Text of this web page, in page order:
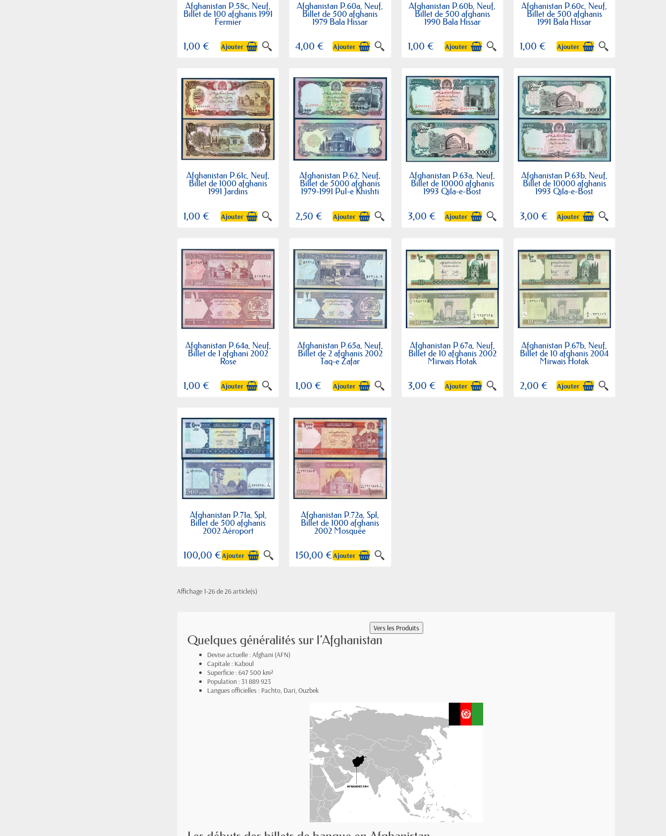
Afghanistan P.58c, Neuf,
Billet de 100 afghanis 1991
Fermier
1,00 € Ajouter
Afghanistan P.60a, Neuf,
Billet de 500 afghanis
1979 Bala Hissar
4,00 € Ajouter
Afghanistan P.60b, Neuf,
Billet de 500 afghanis
1990 Bala Hissar
1,00 € Ajouter
Afghanistan P.60c, Neuf,
Billet de 500 afghanis
1991 Bala Hissar
1,00 € Ajouter
Afghanistan P.61c, Neuf,
Billet de 1000 afghanis
1991 Jardins
1,00 € Ajouter
Afghanistan P.62, Neuf,
Billet de 5000 afghanis
1979-1991 Pul-e Khishti
2,50 € Ajouter
Afghanistan P.63a, Neuf,
Billet de 10000 afghanis
1993 Qila-e-Bost
3,00 € Ajouter
Afghanistan P.63b, Neuf,
Billet de 10000 afghanis
1993 Qila-e-Bost
3,00 € Ajouter
Afghanistan P.64a, Neuf,
Billet de 1 afghani 2002
Rose
1,00 € Ajouter
Afghanistan P.65a, Neuf,
Billet de 2 afghanis 2002
Taq-e Zafar
1,00 € Ajouter
Afghanistan P.67a, Neuf,
Billet de 10 afghanis 2002
Mirwais Hotak
3,00 € Ajouter
Afghanistan P.67b, Neuf,
Billet de 10 afghanis 2004
Mirwais Hotak
2,00 € Ajouter
Afghanistan P.71a, Spl,
Billet de 500 afghanis
2002 Aéroport
100,00 €Ajouter
Afghanistan P.72a, Spl,
Billet de 1000 afghanis
2002 Mosquée
150,00 €Ajouter
Affichage 1-26 de 26 article(s)
Quelques généralités sur l’Afghanistan
Devise actuelle : Afghani (AFN)
Capitale : Kaboul
Superficie : 647 500 km²
Population : 31 889 923
Langues officielles : Pachto, Dari, Ouzbek